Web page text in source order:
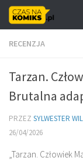
Skip to content
RECENZJA
Tarzan.
Brutalna
PRZEZ SYLWESTER
26/04/2026
„Tarzan. Człowiek